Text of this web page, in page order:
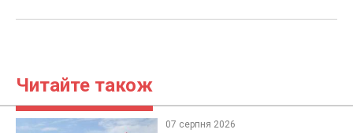
Читайте також
07 серпня 2026